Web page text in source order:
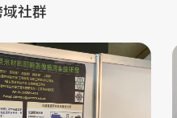
社群